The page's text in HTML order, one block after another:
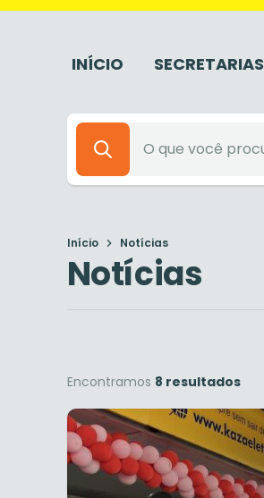
INÍCIO SECRETARIAS
Início Notícias
Notícias
Encontramos 8 resultados